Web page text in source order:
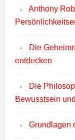
Anthony
Die
entdecken
Die
Bewusstsein
Grundlagen